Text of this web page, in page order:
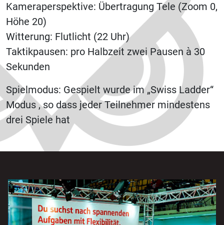
Kameraperspektive: Übertragung Tele (Zoom 0,
Höhe 20)
Witterung: Flutlicht (22 Uhr)
Taktikpausen: pro Halbzeit zwei Pausen à 30
Sekunden
Spielmodus: Gespielt wurde im „Swiss Ladder“
Modus , so dass jeder Teilnehmer mindestens
drei Spiele hat